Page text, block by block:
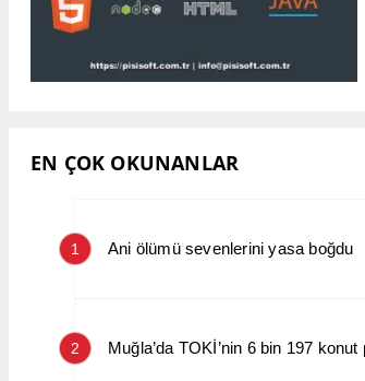
EN ÇOK OKUNANLAR
1 Ani ölümü sevenlerini yasa boğdu
2 Muğla’da TOKİ’nin 6 bin 197